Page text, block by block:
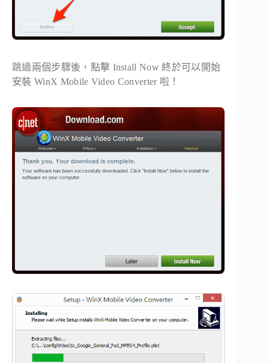
跳過兩個步驟後，點擊 Install Now 終於可以開始
安裝 WinX Mobile Video Converter 啦！